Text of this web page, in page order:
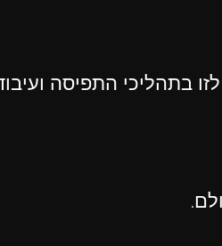
בתהליכי התפיסה